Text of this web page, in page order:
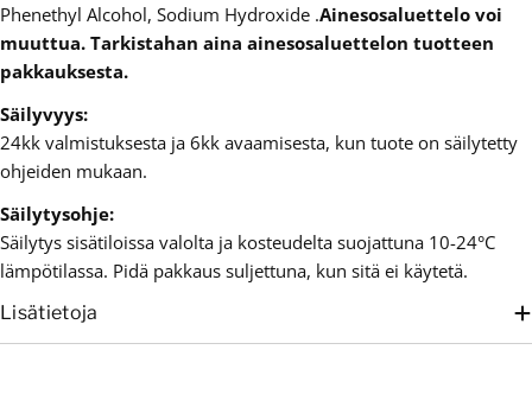
Phenethyl Alcohol, Sodium Hydroxide .Ainesosaluettelo voi
muuttua. Tarkistahan aina ainesosaluettelon tuotteen
pakkauksesta.
Säilyvyys:
24kk valmistuksesta ja 6kk avaamisesta, kun tuote on säilytetty
ohjeiden mukaan.
Säilytysohje:
Säilytys sisätiloissa valolta ja kosteudelta suojattuna 10-24°C
lämpötilassa. Pidä pakkaus suljettuna, kun sitä ei käytetä.
Lisätietoja